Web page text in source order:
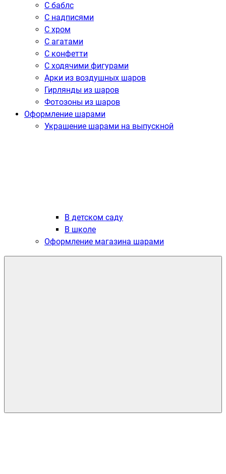
С баблс
С надписями
С хром
С агатами
С конфетти
С ходячими фигурами
Арки из воздушных шаров
Гирлянды из шаров
Фотозоны из шаров
Оформление шарами
Украшение шарами на выпускной
В детском саду
В школе
Оформление магазина шарами